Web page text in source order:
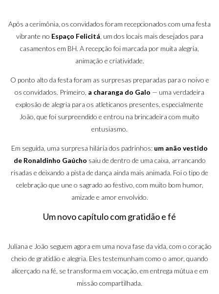
Após a cerimônia, os convidados foram recepcionados com uma festa
vibrante no Espaço Felicitá, um dos locais mais desejados para
casamentos em BH. A recepção foi marcada por muita alegria,
animação e criatividade.
O ponto alto da festa foram as surpresas preparadas para o noivo e
os convidados. Primeiro, a charanga do Galo — uma verdadeira
explosão de alegria para os atleticanos presentes, especialmente
João, que foi surpreendido e entrou na brincadeira com muito
entusiasmo.
Em seguida, uma surpresa hilária dos padrinhos: um anão vestido
de Ronaldinho Gaúcho saiu de dentro de uma caixa, arrancando
risadas e deixando a pista de dança ainda mais animada. Foi o tipo de
celebração que une o sagrado ao festivo, com muito bom humor,
amizade e amor envolvido.
Um novo capítulo com gratidão e fé
Juliana e João seguem agora em uma nova fase da vida, com o coração
cheio de gratidão e alegria. Eles testemunham como o amor, quando
alicerçado na fé, se transforma em vocação, em entrega mútua e em
missão compartilhada.